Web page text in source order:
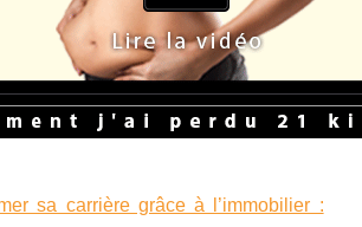
sa carrière grâce à l’immobilier :